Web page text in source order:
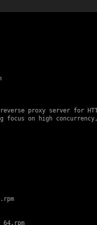
proxy server for
focus on high